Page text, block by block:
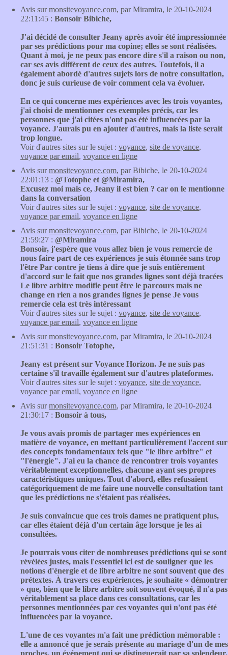
Avis surmonsitevoyance.com, par Miramira, le 20-10-2024
22:11:45 : Bonsoir Bibiche,
J'ai décidé de consulter Jeany après avoir été impressionnée
par ses prédictions pour ma copine; elles se sont réalisées.
Quant à moi, je ne peux pas encore dire s'il a raison ou non,
car ses avis diffèrent de ceux des autres. Toutefois, il a
également abordé d'autres sujets lors de notre consultation,
donc je suis curieuse de voir comment cela va évoluer.
En ce qui concerne mes expériences avec les trois voyantes,
j'ai choisi de mentionner ces exemples précis, car les
personnes que j'ai citées n'ont pas été influencées par la
voyance. J'aurais pu en ajouter d'autres, mais la liste serait
trop longue.
Voir d'autres sites sur le sujet : voyance, site de voyance,
voyance par email, voyance en ligne
Avis surmonsitevoyance.com, par Bibiche, le 20-10-2024
22:01:13 : @Totophe et @Miramira,
Excusez moi mais ce, Jeany il est bien ? car on le mentionne
dans la conversation
Voir d'autres sites sur le sujet : voyance, site de voyance,
voyance par email, voyance en ligne
Avis surmonsitevoyance.com, par Bibiche, le 20-10-2024
21:59:27 : @Miramira
Bonsoir, j'espère que vous allez bien je vous remercie de
nous faire part de ces expériences je suis étonnée sans trop
l'être Par contre je tiens à dire que je suis entièrement
d'accord sur le fait que nos grandes lignes sont déjà tracées
Le libre arbitre modifie peut être le parcours mais ne
change en rien a nos grandes lignes je pense Je vous
remercie cela est très intéressant
Voir d'autres sites sur le sujet : voyance, site de voyance,
voyance par email, voyance en ligne
Avis surmonsitevoyance.com, par Miramira, le 20-10-2024
21:51:31 : Bonsoir Totophe,
Jeany est présent sur Voyance Horizon. Je ne suis pas
certaine s'il travaille également sur d'autres plateformes.
Voir d'autres sites sur le sujet : voyance, site de voyance,
voyance par email, voyance en ligne
Avis surmonsitevoyance.com, par Miramira, le 20-10-2024
21:30:17 : Bonsoir à tous,
Je vous avais promis de partager mes expériences en
matière de voyance, en mettant particulièrement l'accent sur
des concepts fondamentaux tels que "le libre arbitre" et
"l'énergie". J'ai eu la chance de rencontrer trois voyantes
véritablement exceptionnelles, chacune ayant ses propres
caractéristiques uniques. Tout d'abord, elles refusaient
catégoriquement de me faire une nouvelle consultation tant
que les prédictions ne s'étaient pas réalisées.
Je suis convaincue que ces trois dames ne pratiquent plus,
car elles étaient déjà d'un certain âge lorsque je les ai
consultées.
Je pourrais vous citer de nombreuses prédictions qui se sont
révélées justes, mais l'essentiel ici est de souligner que les
notions d'énergie et de libre arbitre ne sont souvent que des
prétextes. À travers ces expériences, je souhaite « démontrer
» que, bien que le libre arbitre soit souvent évoqué, il n'a pas
véritablement sa place dans ces consultations, car les
personnes mentionnées par ces voyantes qui n'ont pas été
influencées par la voyance.
L'une de ces voyantes m'a fait une prédiction mémorable :
elle a annoncé que je serais présente au mariage d'un de mes
proches, un événement qui se distinguerait par sa splendeur.